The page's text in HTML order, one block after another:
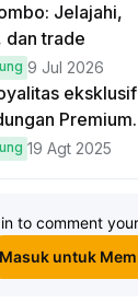
Jelajahi,
dan trade
9 Jul 2026
Premium
19 Agt 2025
to comment
Masuk untuk